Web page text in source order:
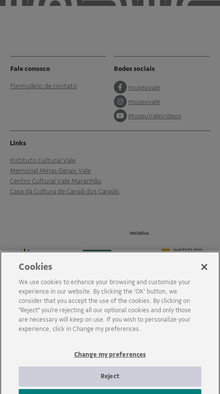
Fale conosco
Formulário de contato
Redes sociais
museuvale
museuvale
MuseuValeVideos
Links
Instituto Cultural Vale
Memorial Minas Gerais Vale
Centro Cultural Vale Maranhão
Casa da Cultura de Canaã dos Carajás
Cookies
We use cookies to enhance your browsing and customize your
experience in our website. By clicking the ‘OK’ button, we
consider that you accept the use of the cookies. By clicking on
"Reject" you're rejecting all our optional cookies and only those
are necessary will keep on use. If you wish to personalize your
experience, click in Change my preferences.
Change my preferences
Reject